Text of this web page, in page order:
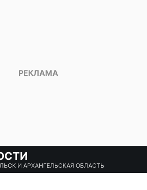
И АРХАНГЕЛЬСКАЯ ОБЛАСТЬ